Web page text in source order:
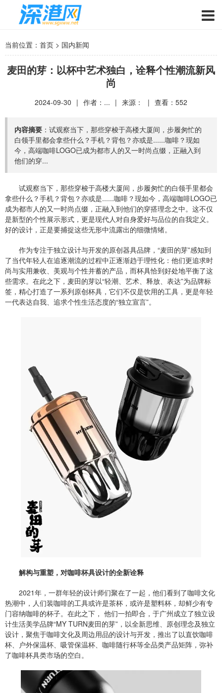
当前位置： 首页 > 国内新闻
麦田的芽：以杯中艺术独白，诠释个性潮流新风
尚
2024-09-30 | 作者：... | 来源： | 查看： 552
内容摘要 ：试观察当下，那些穿梭于高楼大厦间，步履匆忙的
白领手里都会拿些什么？手机？背包？亦或是......咖啡？现如
今，高端咖啡LOGO已成为都市人的又一时尚点缀，正融入到
他们的穿...
试观察当下，那些穿梭于高楼大厦间，步履匆忙的白领手里都会
拿些什么？手机？背包？亦或是......咖啡？现如今，高端咖啡LOGO已
成为都市人的又一时尚点缀，正融入到他们的穿搭理念之中。这不仅
是新型的个性展示形式，更是现代人对自身爱好与品位的自我定义。
好的设计，正是要捕捉这些无形中流露出的细微情绪。
作为专注于独立设计与开发的原创器具品牌，“麦田的芽”感知到
了当代年轻人在追逐潮流的过程中正逐渐趋于理性化：他们更追求时
尚与实用兼收、美观与个性并蓄的产品，而杯具恰到好处地平衡了这
些需求。在此之下，麦田的芽以“轻潮、艺术、释放、表达”为品牌标
签，精心打造了一系列原创杯具，它们不仅是饮用的工具，更是年轻
一代表达自我、追求个性生活态度的“独立宣言”。
解构与重塑，对咖啡杯具设计的全新诠释
2021年，一群年轻的设计师们聚在了一起，他们看到了咖啡文化
热潮中，人们装咖啡的工具或许是茶杯，或许是塑料杯，却鲜少有专
门容纳咖啡的杯子。在此之下， 他们一拍即合，于广州成立了独立设
计生活美学品牌“MY TURN麦田的芽”，以全新思维、原创理念及独立
设计，聚焦于咖啡文化及周边用品的设计与开发，推出了以直饮咖啡
杯、户外保温杯、吸管保温杯、咖啡随行杯等全品类产品矩阵，弥补
了咖啡杯具类市场的空白。